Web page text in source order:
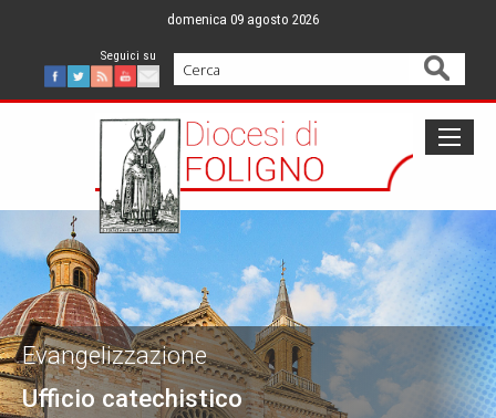
content
domenica 09 agosto 2026
Facebook
Twitter
FeedYoutube
Mail
Cerca
Ufficio catechistico
Evangelizzazione